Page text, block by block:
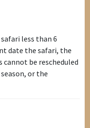
less than 6
date the safari, the
be rescheduled
or the